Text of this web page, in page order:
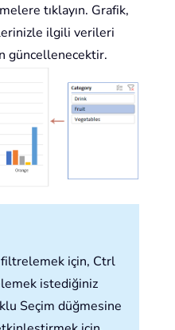
tıklayın. Grafik,
ilgili verileri
güncellenecektir.
için, Ctrl
istediğiniz
Seçim düğmesine